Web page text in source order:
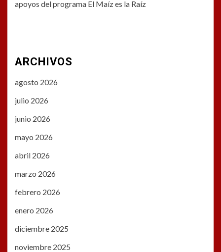
apoyos del programa El Maíz es la Raíz
ARCHIVOS
agosto 2026
julio 2026
junio 2026
mayo 2026
abril 2026
marzo 2026
febrero 2026
enero 2026
diciembre 2025
noviembre 2025